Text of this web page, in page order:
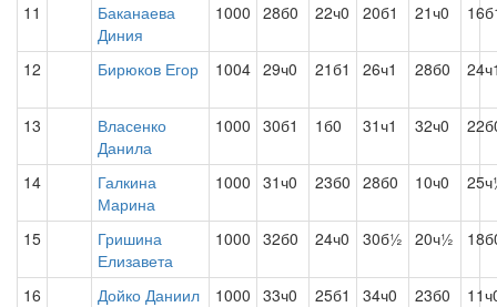
11
Баканаева
Диния
1000 28б0 22ч0 20б1 21ч0
12 Бирюков Егор 1004 29ч0 21б1 26ч1 28б0
13
Власенко
Данила
1000 30б1 1б0 31ч1 32ч0
14
Галкина
Марина
1000 31ч0 23б0 28б0 10ч0
15
Гришина
Елизавета
1000 32б0 24ч0 30б½ 20ч½
16 Дойко Даниил 1000 33ч0 25б1 34ч0 23б0